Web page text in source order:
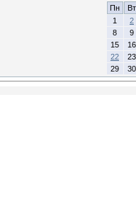
Пн
Вт
1
2
8
9
15
16
22
23
29
30